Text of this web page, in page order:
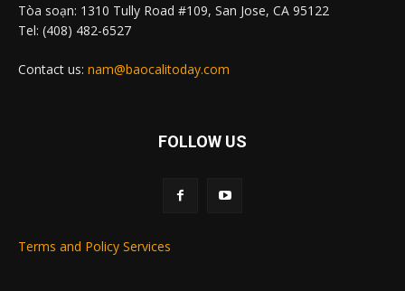
Tòa soạn: 1310 Tully Road #109, San Jose, CA 95122
Tel: (408) 482-6527
Contact us: nam@baocalitoday.com
FOLLOW US
Terms and Policy Services